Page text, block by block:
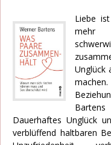
Liebe
mehr
Unglück
machen.
Dauerhaftes Unglück
verblüffend haltbaren